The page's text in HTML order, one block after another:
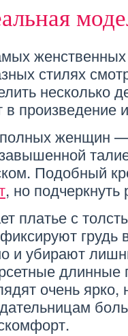
стилях
несколько
произведение
женщин —
Подобный
, но
платье с
грудь
и убирают
длинные
очень ярко,